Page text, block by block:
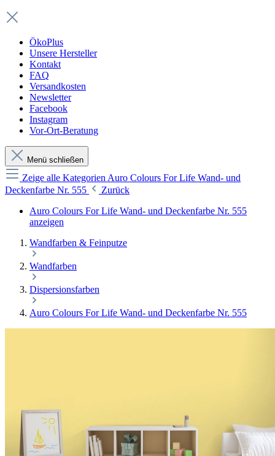
ÖkoPlus
Unsere Hersteller
Kontakt
FAQ
Versandkosten
Newsletter
Facebook
Instagram
Vor-Ort-Beratung
Menü schließen
Zeige alle Kategorien Auro Colours For Life Wand- und
Deckenfarbe Nr. 555
Zurück
Auro Colours For Life Wand- und Deckenfarbe Nr. 555
anzeigen
Wandfarben & Feinputze
Wandfarben
Dispersionsfarben
Auro Colours For Life Wand- und Deckenfarbe Nr. 555